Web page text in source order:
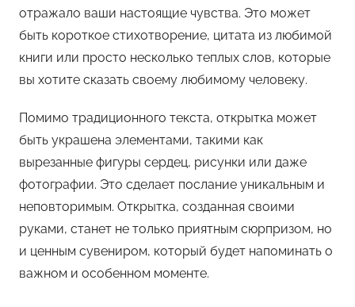
отражало ваши настоящие чувства. Это может
быть короткое стихотворение, цитата из любимой
книги или просто несколько теплых слов, которые
вы хотите сказать своему любимому человеку.
Помимо традиционного текста, открытка может
быть украшена элементами, такими как
вырезанные фигуры сердец, рисунки или даже
фотографии. Это сделает послание уникальным и
неповторимым. Открытка, созданная своими
руками, станет не только приятным сюрпризом, но
и ценным сувениром, который будет напоминать о
важном и особенном моменте.